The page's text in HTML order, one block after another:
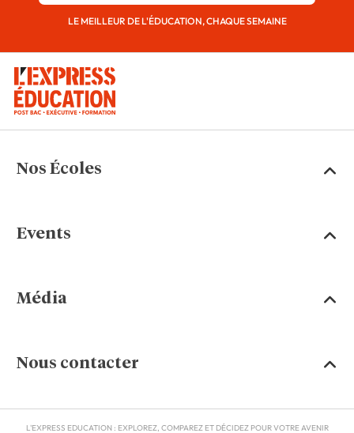
LE MEILLEUR DE L'ÉDUCATION, CHAQUE SEMAINE
Nos Écoles
Events
Média
Nous contacter
L'EXPRESS EDUCATION : EXPLOREZ, COMPAREZ ET DÉCIDEZ POUR VOTRE AVENIR